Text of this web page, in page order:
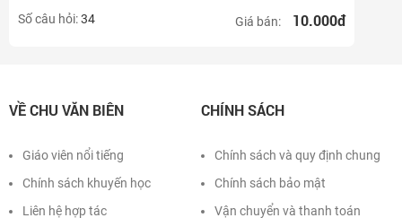
Số câu hỏi:34 Giá bán: 10.000đ
VỀ CHU VĂN BIÊN
Giáo viên nổi tiếng
Chính sách khuyến học
Liên hệ hợp tác
CHÍNH SÁCH
Chính sách và quy định chung
Chính sách bảo mật
Vận chuyển và thanh toán